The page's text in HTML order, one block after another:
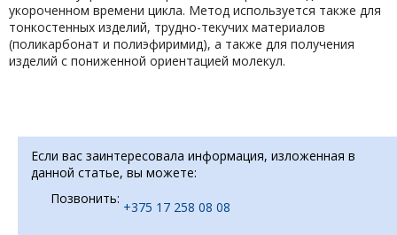
укороченном времени цикла. Метод используется также для
тонкостенных изделий, трудно-текучих материалов
(поликарбонат и полиэфиримид), а также для получения
изделий с пониженной ориентацией молекул.
Если вас заинтересовала информация, изложенная в
данной статье, вы можете:
Позвонить:
+375 17 258 08 08